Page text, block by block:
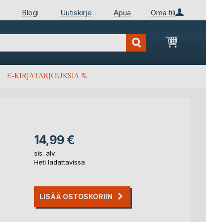
Oma tili
Blogi Uutiskirje Apua
E-KIRJATARJOUKSIA %
14,99 €
sis. alv.
Heti ladattavissa
LISÄÄ OSTOSKORIIN